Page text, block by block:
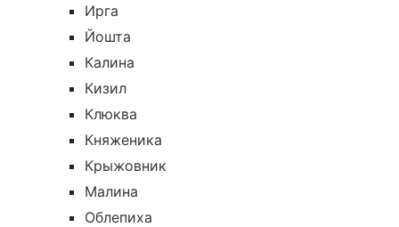
Ирга
Йошта
Калина
Кизил
Клюква
Княженика
Крыжовник
Малина
Облепиха